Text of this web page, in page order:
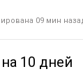
09 мин
10 дней